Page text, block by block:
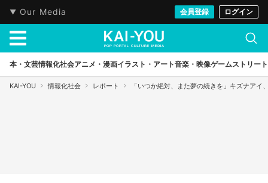
Our Media 会員登録 ログイン
本・文芸情報化社会アニメ・漫画イラスト・アート音楽・映像ゲームストリート
KAI-YOU 情報化社会 レポート 「いつか絶対、また夢の続きを」キズナアイ